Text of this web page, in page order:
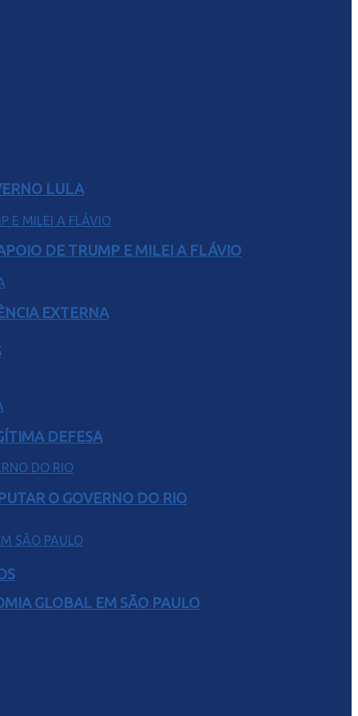
GLOBAL EM SÃO PAULO
LULA
DE TRUMP E MILEI A FLÁVIO
EXTERNA
DEFESA
O GOVERNO DO RIO